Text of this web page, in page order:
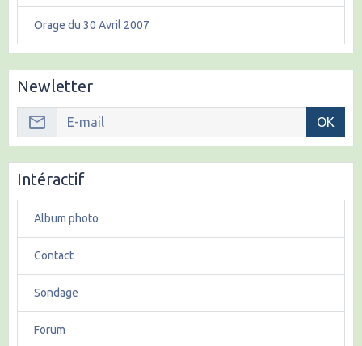
Orage du 30 Avril 2007
Newletter
OK
Intéractif
Album photo
Contact
Sondage
Forum